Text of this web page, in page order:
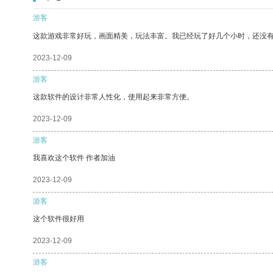
游客
这款游戏非常好玩，画面精美，玩法丰富。我已经玩了好几个小时，还没
2023-12-09
游客
这款软件的设计非常人性化，使用起来非常方便。
2023-12-09
游客
我喜欢这个软件 作者加油
2023-12-09
游客
这个软件很好用
2023-12-09
游客